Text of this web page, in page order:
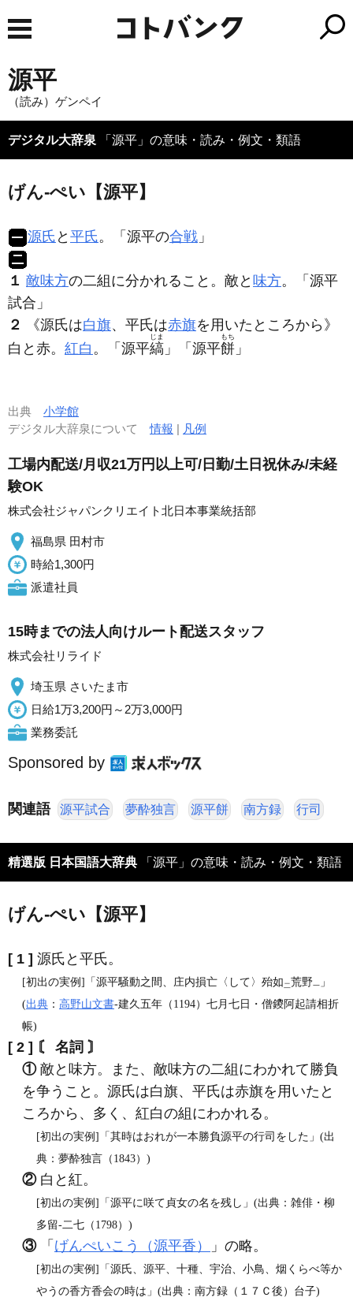
源平
（読み）ゲンペイ
デジタル大辞泉 「源平」の意味・読み・例文・類語
げん‐ぺい【源平】
源氏 と 平氏。「 源平の合戦 」
１ 敵味方の二組に分かれること。敵と 味方。「 源平
試合」
２
《源氏は白旗、平氏は赤旗を用いたところから》
白と赤。 紅白 。「 源平縞
じま
」「 源平餅
もち
」
出典 小学館
デジタル大辞泉について情報 | 凡例
工場内配送/月収21万円以上可/日勤/土日祝休み/未経
験OK
株式会社ジャパンクリエイト北日本事業統括部
福島県 田村市
時給1,300円
派遣社員
15時までの法人向けルート配送スタッフ
株式会社リライド
埼玉県 さいたま市
日給1万3,200円～2万3,000円
業務委託
Sponsored by
関連語 源平試合 夢酔独言 源平餅 南方録 行司
精選版 日本国語大辞典 「源平」の意味・読み・例文・類語
げん‐ぺい【源平】
[ 1 ] 源氏と平氏。
[初出の実例]「源平騒動之間、庄内損亡〈して〉殆如二荒野一 」
(出典 ： 高野山文書‐建久五年（1194）七月七日・僧鑁阿起請相折
帳)
[ 2 ] 〘 名詞 〙
①敵と味方。また、敵味方の二組にわかれて勝負
を争うこと。源氏は白旗、平氏は赤旗を用いたと
ころから、多く、紅白の組にわかれる。
[初出の実例]「其時はおれが一本勝負源平の行司をした」(出
典：夢酔独言（1843）)
②白と紅。
[初出の実例]「源平に咲て貞女の名を残し」(出典：雑俳・柳
多留‐二七（1798）)
③「 げんぺいこう（源平香） 」の略。
[初出の実例]「源氏、源平、十種、宇治、小鳥、烟くらべ等か
やうの香方香会の時は」(出典：南方録（１７Ｃ後）台子)